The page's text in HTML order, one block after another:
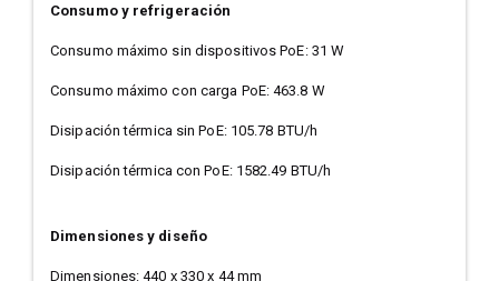
Consumo y refrigeración
Consumo máximo sin dispositivos PoE: 31 W
Consumo máximo con carga PoE: 463.8 W
Disipación térmica sin PoE: 105.78 BTU/h
Disipación térmica con PoE: 1582.49 BTU/h
Dimensiones y diseño
Dimensiones: 440 x 330 x 44 mm